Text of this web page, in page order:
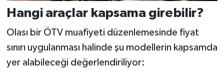
Hangi araçlar kapsama girebilir?
Olası bir ÖTV muafiyeti düzenlemesinde fiyat
sınırı uygulanması halinde şu modellerin kapsamda
yer alabileceği değerlendiriliyor: